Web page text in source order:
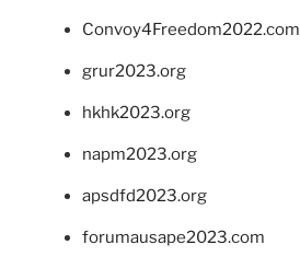
Convoy4Freedom2022.com
grur2023.org
hkhk2023.org
napm2023.org
apsdfd2023.org
forumausape2023.com